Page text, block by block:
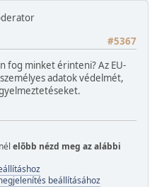
#5367
fog minket érinteni? Az EU-
adatok védelmét,
elõbb nézd meg az alábbi
beállításához